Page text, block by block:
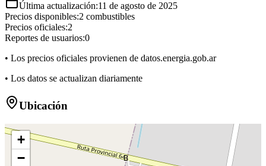
Última actualización:11 de agosto de 2025
Precios disponibles:2 combustibles
Precios oficiales:2
Reportes de usuarios:0
• Los precios oficiales provienen de datos.energia.gob.ar
• Los datos se actualizan diariamente
Ubicación
B
+
−